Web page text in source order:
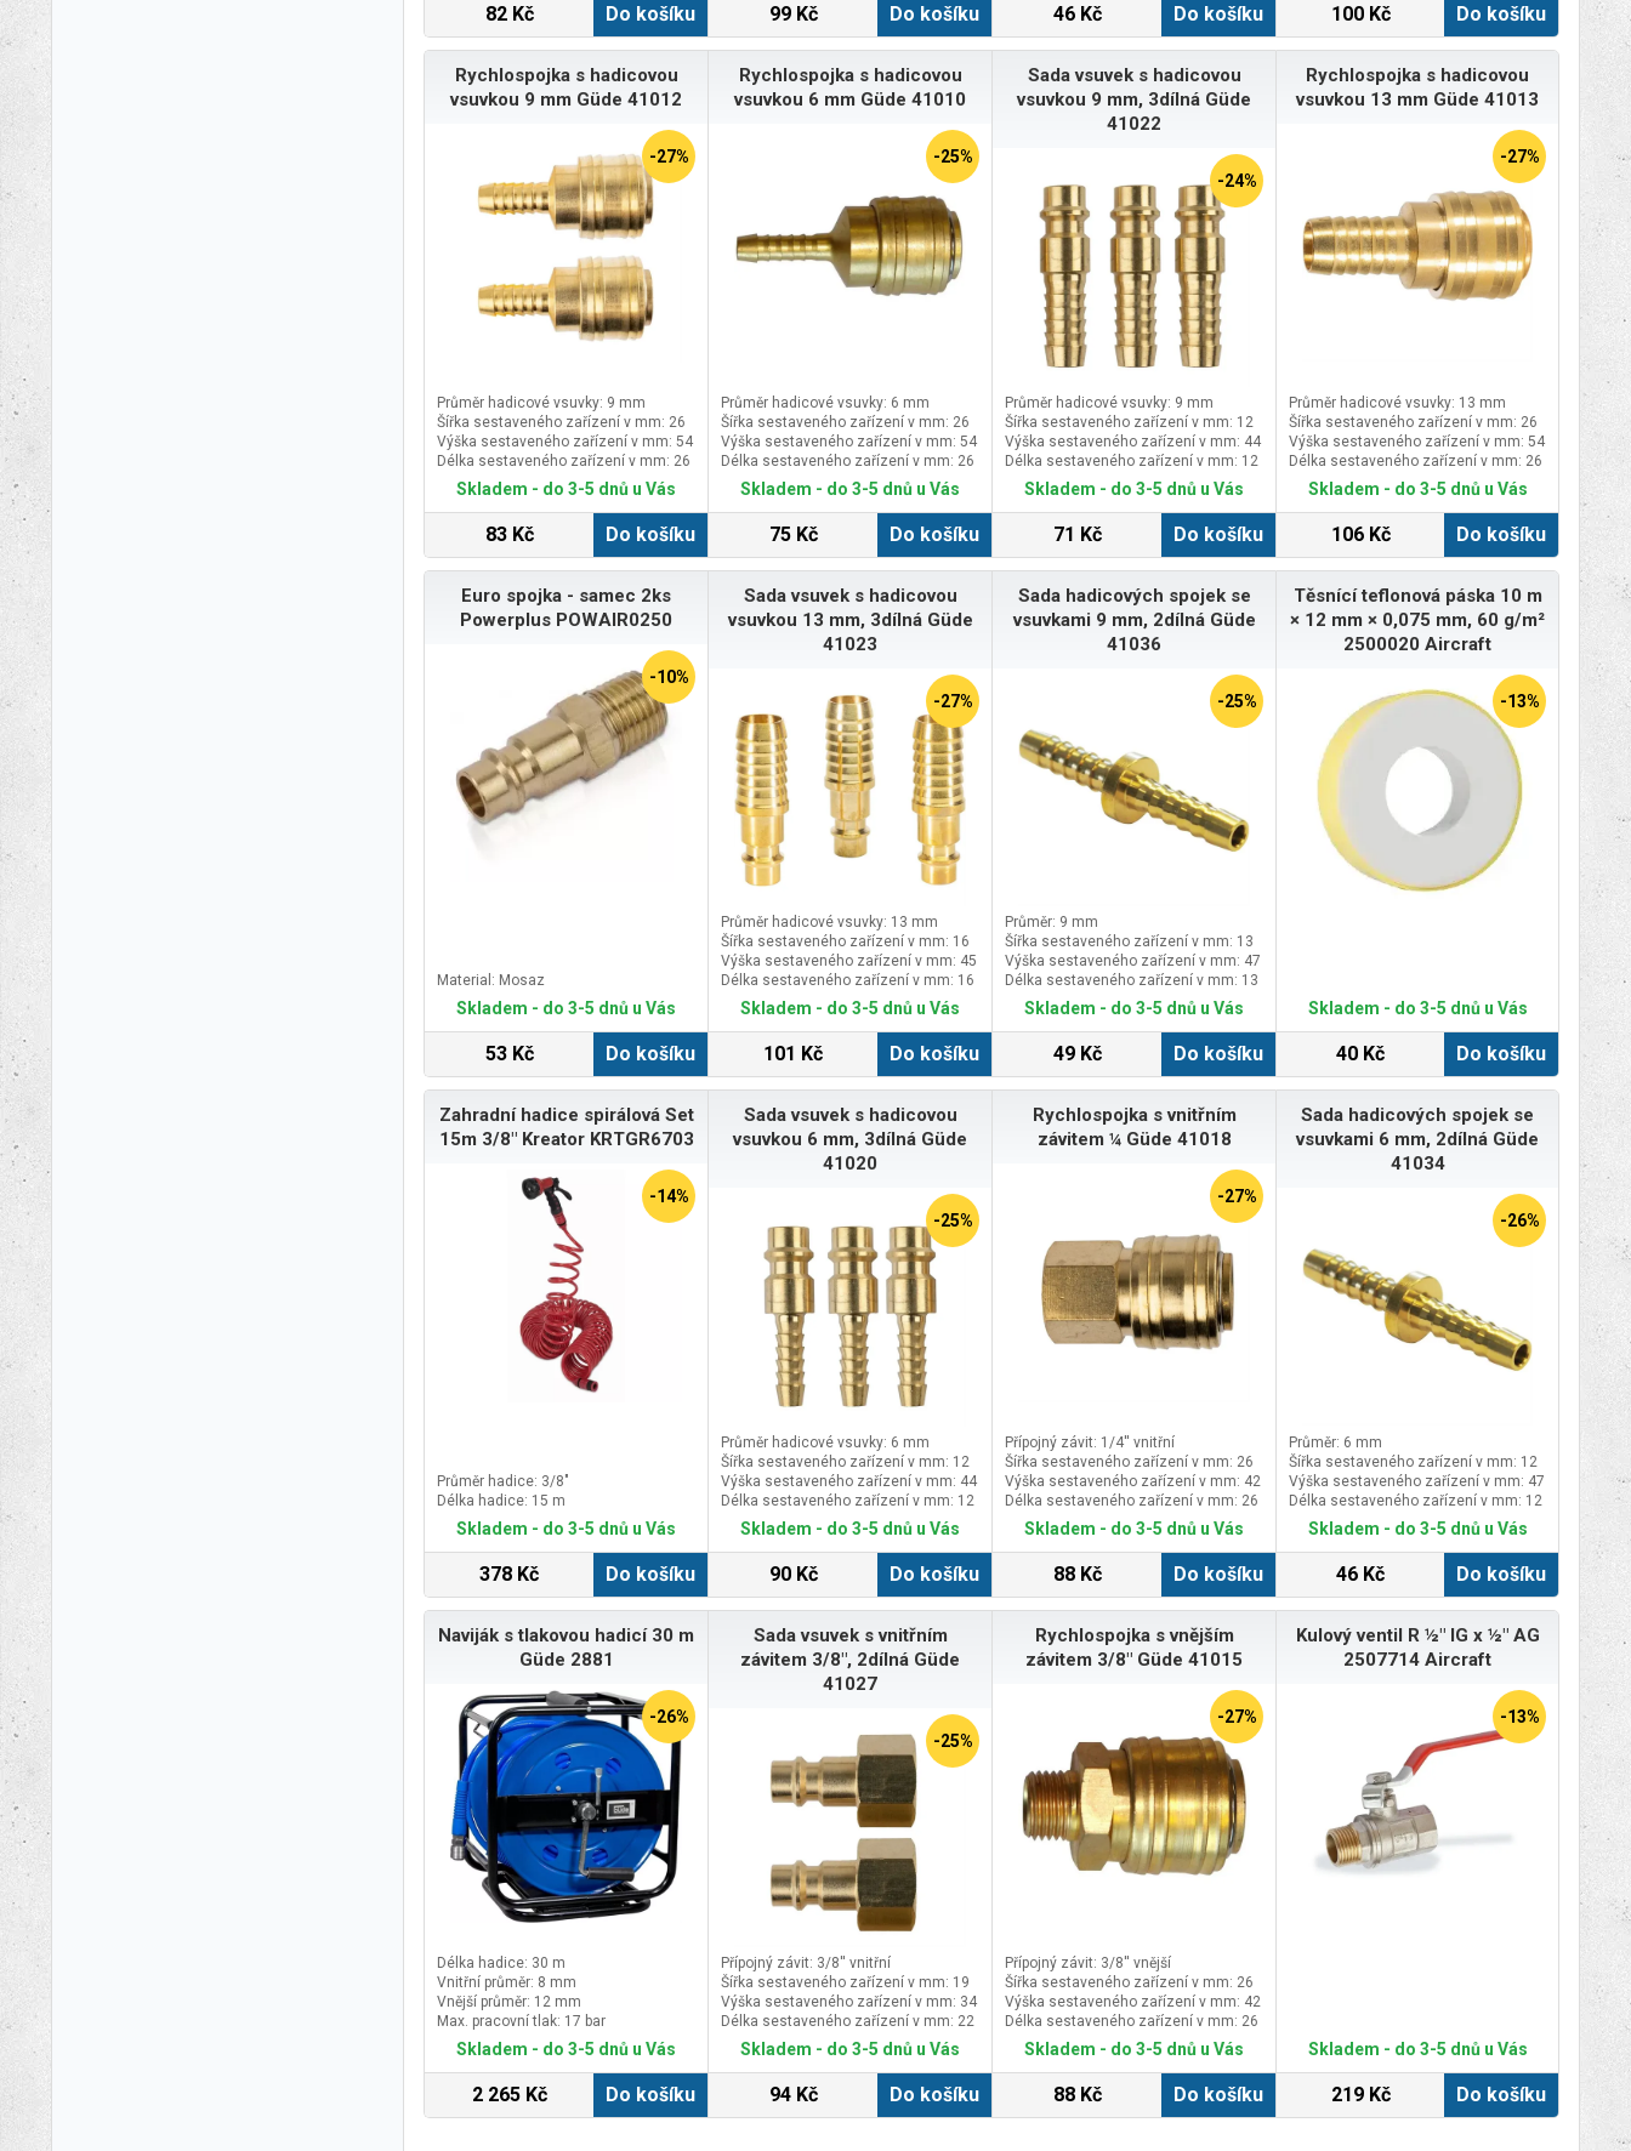
82 Kč Do košíku 99 Kč Do košíku 46 Kč Do košíku 100 Kč Do košíku
Rychlospojka s hadicovou
vsuvkou 9 mm Güde 41012
-27%
Průměr hadicové vsuvky: 9 mm
Šířka sestaveného zařízení v mm: 26
Výška sestaveného zařízení v mm: 54
Délka sestaveného zařízení v mm: 26
Skladem - do 3-5 dnů u Vás
83 Kč Do košíku
Rychlospojka s hadicovou
vsuvkou 6 mm Güde 41010
-25%
Průměr hadicové vsuvky: 6 mm
Šířka sestaveného zařízení v mm: 26
Výška sestaveného zařízení v mm: 54
Délka sestaveného zařízení v mm: 26
Skladem - do 3-5 dnů u Vás
75 Kč Do košíku
Sada vsuvek s hadicovou
vsuvkou 9 mm, 3dílná Güde
41022
-24%
Průměr hadicové vsuvky: 9 mm
Šířka sestaveného zařízení v mm: 12
Výška sestaveného zařízení v mm: 44
Délka sestaveného zařízení v mm: 12
Skladem - do 3-5 dnů u Vás
71 Kč Do košíku
Rychlospojka s hadicovou
vsuvkou 13 mm Güde 41013
-27%
Průměr hadicové vsuvky: 13 mm
Šířka sestaveného zařízení v mm: 26
Výška sestaveného zařízení v mm: 54
Délka sestaveného zařízení v mm: 26
Skladem - do 3-5 dnů u Vás
106 Kč Do košíku
Euro spojka - samec 2ks
Powerplus POWAIR0250
-10%
Material: Mosaz
Skladem - do 3-5 dnů u Vás
53 Kč Do košíku
Sada vsuvek s hadicovou
vsuvkou 13 mm, 3dílná Güde
41023
-27%
Průměr hadicové vsuvky: 13 mm
Šířka sestaveného zařízení v mm: 16
Výška sestaveného zařízení v mm: 45
Délka sestaveného zařízení v mm: 16
Skladem - do 3-5 dnů u Vás
101 Kč Do košíku
Sada hadicových spojek se
vsuvkami 9 mm, 2dílná Güde
41036
-25%
Průměr: 9 mm
Šířka sestaveného zařízení v mm: 13
Výška sestaveného zařízení v mm: 47
Délka sestaveného zařízení v mm: 13
Skladem - do 3-5 dnů u Vás
49 Kč Do košíku
Těsnící teflonová páska 10 m
× 12 mm × 0,075 mm, 60 g/m²
2500020 Aircraft
-13%
Skladem - do 3-5 dnů u Vás
40 Kč Do košíku
Zahradní hadice spirálová Set
15m 3/8" Kreator KRTGR6703
-14%
Průměr hadice: 3/8"
Délka hadice: 15 m
Skladem - do 3-5 dnů u Vás
378 Kč Do košíku
Sada vsuvek s hadicovou
vsuvkou 6 mm, 3dílná Güde
41020
-25%
Průměr hadicové vsuvky: 6 mm
Šířka sestaveného zařízení v mm: 12
Výška sestaveného zařízení v mm: 44
Délka sestaveného zařízení v mm: 12
Skladem - do 3-5 dnů u Vás
90 Kč Do košíku
Rychlospojka s vnitřním
závitem ¼ Güde 41018
-27%
Přípojný závit: 1/4'' vnitřní
Šířka sestaveného zařízení v mm: 26
Výška sestaveného zařízení v mm: 42
Délka sestaveného zařízení v mm: 26
Skladem - do 3-5 dnů u Vás
88 Kč Do košíku
Sada hadicových spojek se
vsuvkami 6 mm, 2dílná Güde
41034
-26%
Průměr: 6 mm
Šířka sestaveného zařízení v mm: 12
Výška sestaveného zařízení v mm: 47
Délka sestaveného zařízení v mm: 12
Skladem - do 3-5 dnů u Vás
46 Kč Do košíku
Naviják s tlakovou hadicí 30 m
Güde 2881
-26%
Délka hadice: 30 m
Vnitřní průměr: 8 mm
Vnější průměr: 12 mm
Max. pracovní tlak: 17 bar
Skladem - do 3-5 dnů u Vás
2 265 Kč Do košíku
Sada vsuvek s vnitřním
závitem 3/8", 2dílná Güde
41027
-25%
Přípojný závit: 3/8'' vnitřní
Šířka sestaveného zařízení v mm: 19
Výška sestaveného zařízení v mm: 34
Délka sestaveného zařízení v mm: 22
Skladem - do 3-5 dnů u Vás
94 Kč Do košíku
Rychlospojka s vnějším
závitem 3/8" Güde 41015
-27%
Přípojný závit: 3/8'' vnější
Šířka sestaveného zařízení v mm: 26
Výška sestaveného zařízení v mm: 42
Délka sestaveného zařízení v mm: 26
Skladem - do 3-5 dnů u Vás
88 Kč Do košíku
Kulový ventil R ½" IG x ½" AG
2507714 Aircraft
-13%
Skladem - do 3-5 dnů u Vás
219 Kč Do košíku